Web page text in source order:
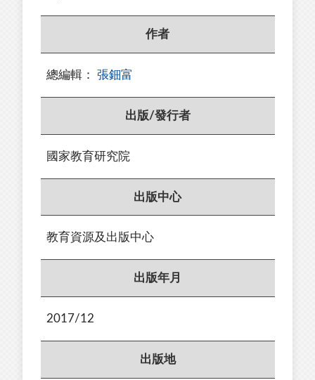
作者
總編輯： 張鈿富
出版/發行者
國家教育研究院
出版中心
教育資源及出版中心
出版年月
2017/12
出版地